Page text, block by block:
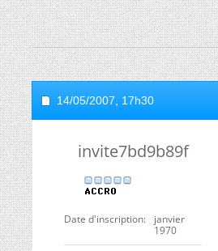
14/05/2007, 17h30
invite7bd9b89f
Date d'inscription
janvier
1970